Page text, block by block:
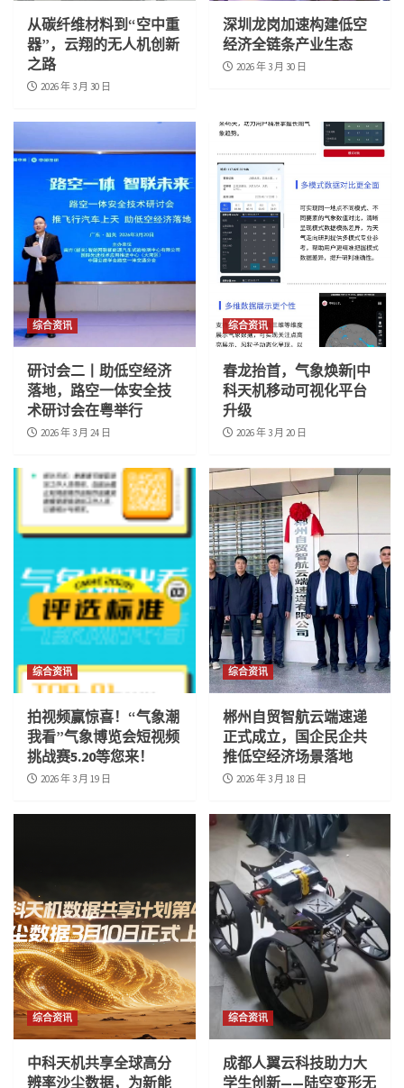
从碳纤维材料到“空中重
器”，云翔的无人机创新
之路
2026 年 3 月 30 日
深圳龙岗加速构建低空
经济全链条产业生态
2026 年 3 月 30 日
综合资讯
研讨会二丨助低空经济
落地，路空一体安全技
术研讨会在粤举行
2026 年 3 月 24 日
综合资讯
春龙抬首，气象焕新|中
科天机移动可视化平台
升级
2026 年 3 月 20 日
综合资讯
拍视频赢惊喜！“气象潮
我看”气象博览会短视频
挑战赛5.20等您来！
2026 年 3 月 19 日
综合资讯
郴州自贸智航云端速递
正式成立，国企民企共
推低空经济场景落地
2026 年 3 月 18 日
综合资讯
中科天机共享全球高分
辨率沙尘数据，为新能
综合资讯
成都人翼云科技助力大
学生创新——陆空变形无